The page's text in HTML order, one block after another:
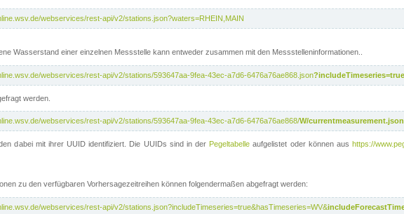
webservices/rest-api/v2/stations.json?waters=RHEIN,MAIN
Wasserstand einer einzelnen Messstelle kann entweder zusammen mit den Messstelleninformationen..
webservices/rest-api/v2/stations/593647aa-9fea-43ec-a7d6-6476a76ae868.json
werden.
webservices/rest-api/v2/stations/593647aa-9fea-43ec-a7d6-6476a76ae868/W/currentmeasurement.json
dabei mit ihrer UUID identifiziert. Die UUIDs sind in der Pegeltabelle aufgelistet oder können aushttps://
zu den verfügbaren Vorhersagezeitreihen können folgendermaßen abgefragt werden:
webservices/rest-api/v2/stations.json?includeTimeseries=true&hasTimeseries=WV&